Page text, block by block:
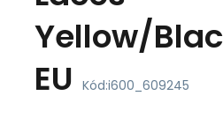
Yellow/
EU Kód:i600_609245